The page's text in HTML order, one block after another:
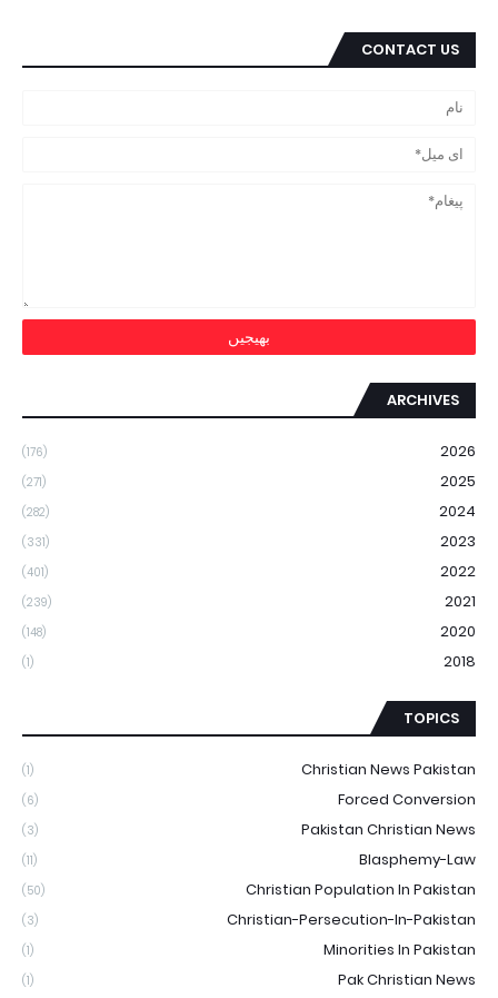
CONTACT US
ARCHIVES
2026
(176)
2025
(271)
2024
(282)
2023
(331)
2022
(401)
2021
(239)
2020
(148)
2018
(1)
TOPICS
Christian News Pakistan
(1)
Forced Conversion
(6)
Pakistan Christian News
(3)
Blasphemy-Law
(11)
Christian Population In Pakistan
(50)
Christian-Persecution-In-Pakistan
(3)
Minorities In Pakistan
(1)
Pak Christian News
(1)